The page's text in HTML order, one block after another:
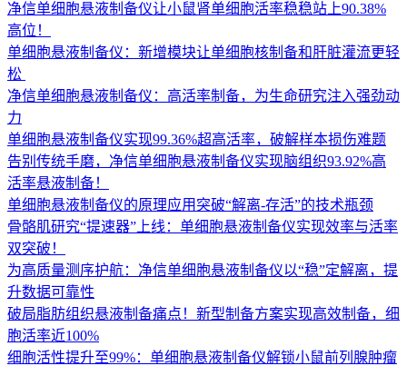
净信单细胞悬液制备仪让小鼠肾单细胞活率稳稳站上90.38%
高位！
单细胞悬液制备仪：新增模块让单细胞核制备和肝脏灌流更轻
松 ​
净信单细胞悬液制备仪：高活率制备，为生命研究注入强劲动
力
单细胞悬液制备仪实现99.36%超高活率，破解样本损伤难题
告别传统手磨，净信单细胞悬液制备仪实现脑组织93.92%高
活率悬液制备！
单细胞悬液制备仪的原理应用突破“解离-存活”的技术瓶颈
骨骼肌研究“提速器”上线：单细胞悬液制备仪实现效率与活率
双突破！
为高质量测序护航：净信单细胞悬液制备仪以“稳”定解离，提
升数据可靠性
破局脂肪组织悬液制备痛点！新型制备方案实现高效制备，细
胞活率近100%
细胞活性提升至99%：单细胞悬液制备仪解锁小鼠前列腺肿瘤